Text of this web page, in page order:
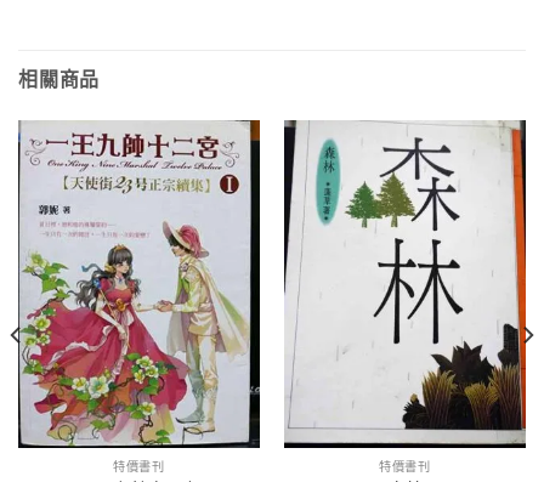
相關商品
特價書刊 特價書刊